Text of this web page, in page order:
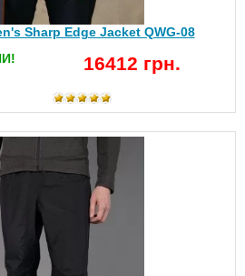
Sharp Edge Jacket QWG-08
16412 грн.